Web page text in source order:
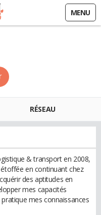
MENU
RÉSEAU
& transport en 2008,
en continuant chez
des aptitudes en
mes capacités
mes connaissances